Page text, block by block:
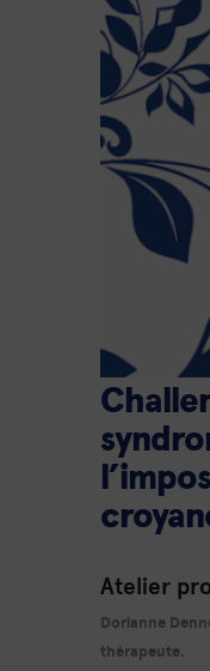
Atelier
Dorianne
thérapeute.